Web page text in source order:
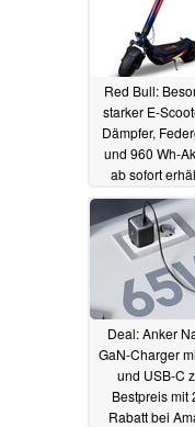
Red Bull:
starker E-
Dämpfer,
und 960 Wh-
ab sofort
19.11.2023
Deal: Anker
GaN-Charger
und USB-C
Bestpreis mit
Rabatt bei